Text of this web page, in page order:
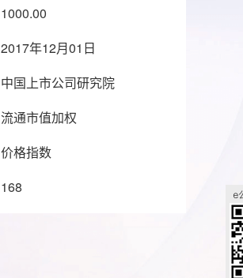
1000.00
2017年12月01日
中国上市公司研究院
流通市值加权
价格指数
168